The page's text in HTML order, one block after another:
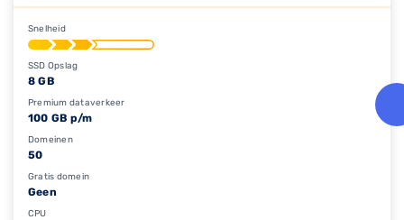
Snelheid
SSD Opslag
8 GB
Premium dataverkeer
100 GB p/m
Domeinen
50
Gratis domein
Geen
CPU